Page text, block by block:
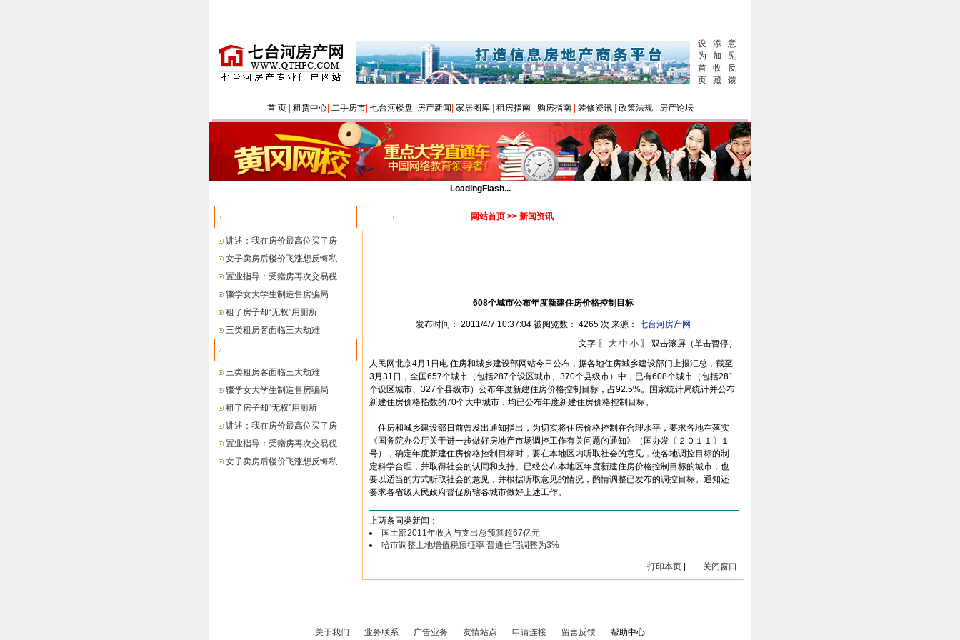
设
为
首
页
添
加
收
藏
意
见
反
馈
首 页| 租赁中心| 二手房市| 七台河楼盘 房产新闻 家居图库| 租房指南| 购房指南| 装修资讯| 政策法规| 房产论坛
LoadingFlash...
讲述：我在房价最高位买了房
女子卖房后楼价飞涨想反悔私
置业指导：受赠房再次交易税
辍学女大学生制造售房骗局
租了房子却“无权”用厕所
三类租房客面临三大劫难
三类租房客面临三大劫难
辍学女大学生制造售房骗局
租了房子却“无权”用厕所
讲述：我在房价最高位买了房
置业指导：受赠房再次交易税
女子卖房后楼价飞涨想反悔私
网站首页 >> 新闻资讯
608个城市公布年度新建住房价格控制目标
发布时间： 2011/4/7 10:37:04 被阅览数： 4265 次 来源： 七台河房产网
文字 〖 大 中 小 〗 双击滚屏（单击暂停）
人民网北京4月1日电 住房和城乡建设部网站今日公布，据各地住房城乡建设部门上报汇总，截至
3月31日，全国657个城市（包括287个设区城市、370个县级市）中，已有608个城市（包括281
个设区城市、327个县级市）公布年度新建住房价格控制目标，占92.5%。国家统计局统计并公布
新建住房价格指数的70个大中城市，均已公布年度新建住房价格控制目标。
住房和城乡建设部日前曾发出通知指出，为切实将住房价格控制在合理水平，要求各地在落实
《国务院办公厅关于进一步做好房地产市场调控工作有关问题的通知》（国办发〔２０１１〕１
号），确定年度新建住房价格控制目标时，要在本地区内听取社会的意见，使各地调控目标的制
定科学合理，并取得社会的认同和支持。已经公布本地区年度新建住房价格控制目标的城市，也
要以适当的方式听取社会的意见，并根据听取意见的情况，酌情调整已发布的调控目标。通知还
要求各省级人民政府督促所辖各城市做好上述工作。
上两条同类新闻：
国土部2011年收入与支出总预算超67亿元
哈市调整土地增值税预征率 普通住宅调整为3%
打印本页 关闭窗口
关于我们 业务联系 广告业务 友情站点 申请连接 留言反馈 帮助中心